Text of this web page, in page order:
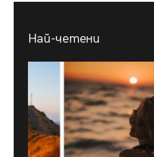
Най-четени